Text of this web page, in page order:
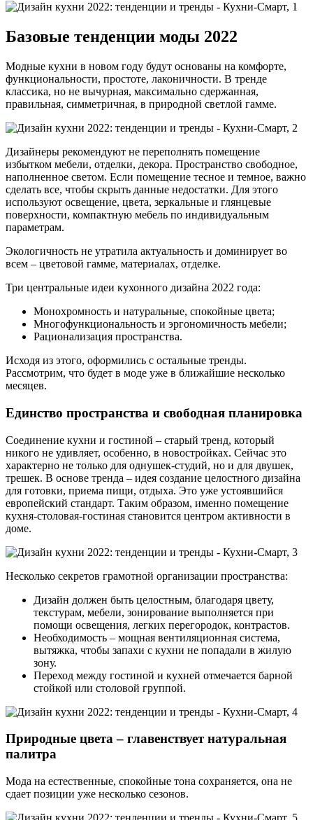
Базовые тенденции моды 2022
Модные кухни в новом году будут основаны на комфорте,
функциональности, простоте, лаконичности. В тренде
классика, но не вычурная, максимально сдержанная,
правильная, симметричная, в природной светлой гамме.
Дизайнеры рекомендуют не переполнять помещение
избытком мебели, отделки, декора. Пространство свободное,
наполненное светом. Если помещение тесное и темное, важно
сделать все, чтобы скрыть данные недостатки. Для этого
используют освещение, цвета, зеркальные и глянцевые
поверхности, компактную мебель по индивидуальным
параметрам.
Экологичность не утратила актуальность и доминирует во
всем – цветовой гамме, материалах, отделке.
Три центральные идеи кухонного дизайна 2022 года:
Монохромность и натуральные, спокойные цвета;
Многофункциональность и эргономичность мебели;
Рационализация пространства.
Исходя из этого, оформились с остальные тренды.
Рассмотрим, что будет в моде уже в ближайшие несколько
месяцев.
Единство пространства и свободная планировка
Соединение кухни и гостиной – старый тренд, который
никого не удивляет, особенно, в новостройках. Сейчас это
характерно не только для однушек-студий, но и для двушек,
трешек. В основе тренда – идея создание целостного дизайна
для готовки, приема пищи, отдыха. Это уже устоявшийся
европейский стандарт. Таким образом, именно помещение
кухня-столовая-гостиная становится центром активности в
доме.
Несколько секретов грамотной организации пространства:
Дизайн должен быть целостным, благодаря цвету,
текстурам, мебели, зонирование выполняется при
помощи освещения, легких перегородок, контрастов.
Необходимость – мощная вентиляционная система,
вытяжка, чтобы запахи с кухни не попадали в жилую
зону.
Переход между гостиной и кухней отмечается барной
стойкой или столовой группой.
Природные цвета – главенствует натуральная
палитра
Мода на естественные, спокойные тона сохраняется, она не
сдает позиции уже несколько сезонов.